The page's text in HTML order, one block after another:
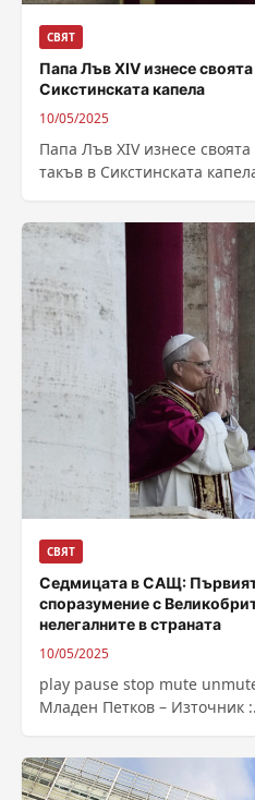
СВЯТ
Папа Лъв XIV изнесе
Сикстинската капела
10/05/2025
Папа Лъв XIV изнесе
такъв в Сикстинската
СВЯТ
Седмицата в САЩ: Първият
споразумение с
нелегалните в страната
10/05/2025
play pause stop mute
Младен Петков – Източник :
parviat-amerikanski-papa-
velikobritania-oferta-kam-